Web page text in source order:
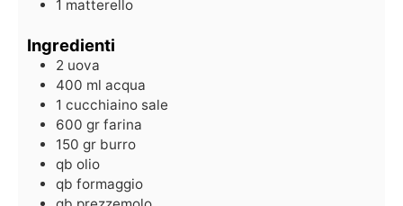
1 matterello
Ingredienti
2 uova
400 ml acqua
1 cucchiaino sale
600 gr farina
150 gr burro
qb olio
qb formaggio